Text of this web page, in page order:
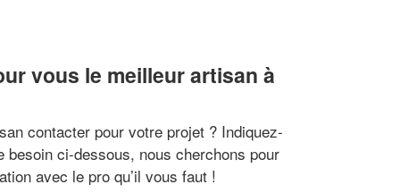
vous le meilleur artisan à
contacter pour votre projet ? Indiquez-
besoin ci-dessous, nous cherchons pour
avec le pro qu’il vous faut !